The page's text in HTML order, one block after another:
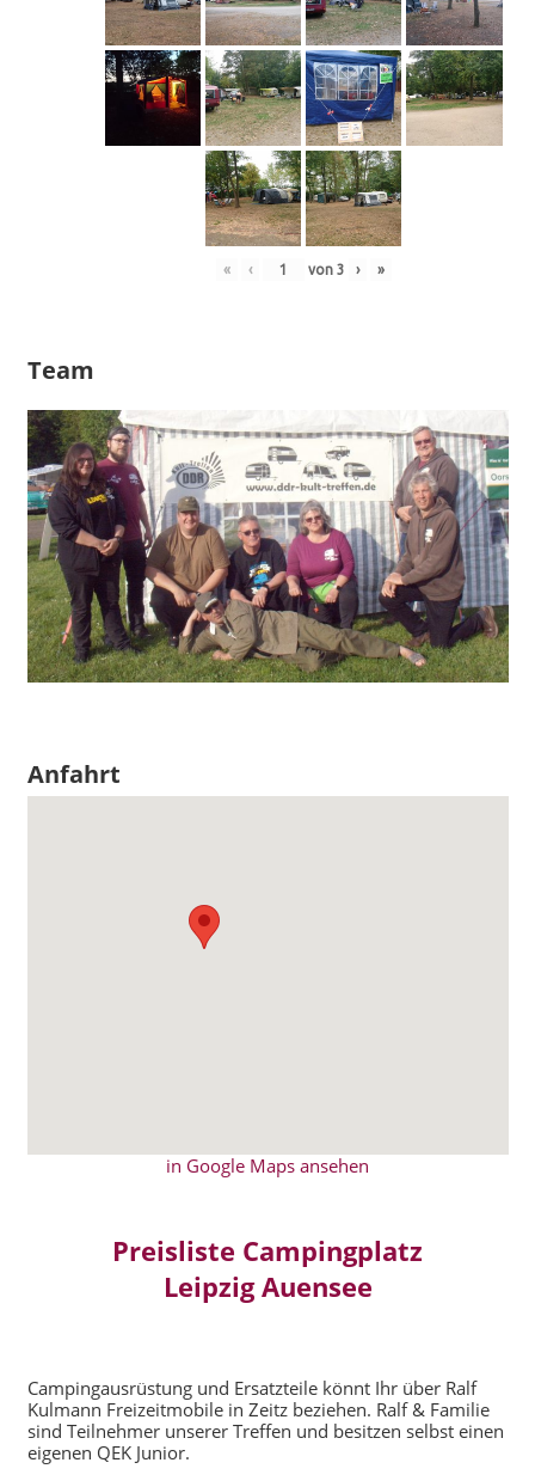
« ‹ von 3 › »
Team
Anfahrt
in Google Maps ansehen
Preisliste Campingplatz
Leipzig Auensee
Campingausrüstung und Ersatzteile könnt Ihr über Ralf
Kulmann Freizeitmobile in Zeitz beziehen. Ralf & Familie
sind Teilnehmer unserer Treffen und besitzen selbst einen
eigenen QEK Junior.